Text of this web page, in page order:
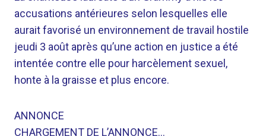
accusations antérieures selon lesquelles elle
aurait favorisé un environnement de travail hostile
jeudi 3 août après qu’une action en justice a été
intentée contre elle pour harcèlement sexuel,
honte à la graisse et plus encore.
ANNONCE
CHARGEMENT DE L’ANNONCE…